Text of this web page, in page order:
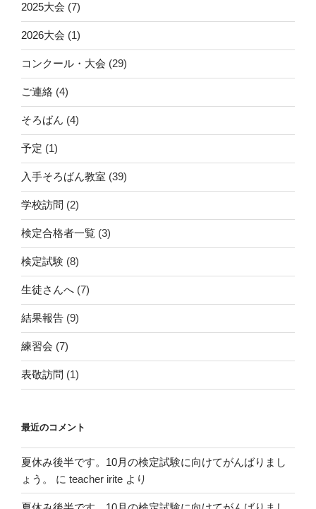
2025大会 (7)
2026大会 (1)
コンクール・大会 (29)
ご連絡 (4)
そろばん (4)
予定 (1)
入手そろばん教室 (39)
学校訪問 (2)
検定合格者一覧 (3)
検定試験 (8)
生徒さんへ (7)
結果報告 (9)
練習会 (7)
表敬訪問 (1)
最近のコメント
夏休み後半です。10月の検定試験に向けてがんばりまし
ょう。
に teacher irite より